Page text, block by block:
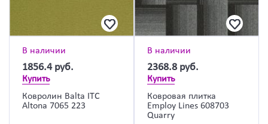
В наличии
1856.4 руб.
Купить
Ковролин Balta ITC
Altona 7065 223
В наличии
2368.8 руб.
Купить
Ковровая плитка
Employ Lines 608703
Quarry